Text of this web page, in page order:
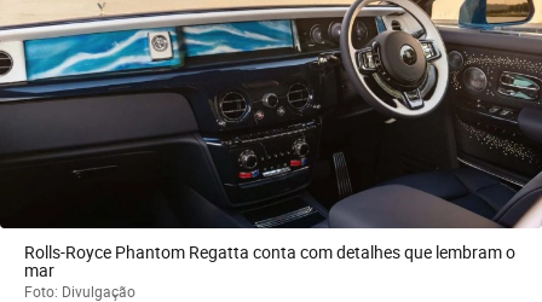
Rolls-Royce Phantom Regatta conta com detalhes que lembram o
mar
Foto: Divulgação